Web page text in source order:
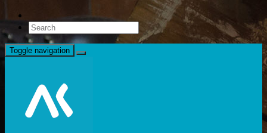
Toggle navigation